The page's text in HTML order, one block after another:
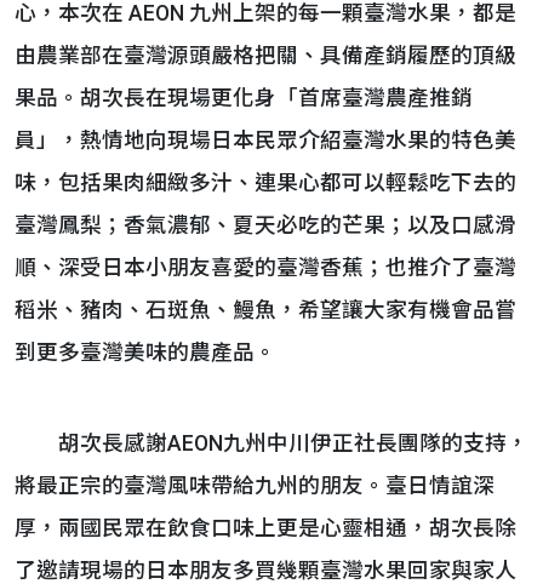
心，本次在 AEON 九州上架的每一顆臺灣水果，都是
由農業部在臺灣源頭嚴格把關、具備產銷履歷的頂級
果品。胡次長在現場更化身「首席臺灣農產推銷
員」，熱情地向現場日本民眾介紹臺灣水果的特色美
味，包括果肉細緻多汁、連果心都可以輕鬆吃下去的
臺灣鳳梨；香氣濃郁、夏天必吃的芒果；以及口感滑
順、深受日本小朋友喜愛的臺灣香蕉；也推介了臺灣
稻米、豬肉、石斑魚、鰻魚，希望讓大家有機會品嘗
到更多臺灣美味的農產品。
胡次長感謝AEON九州中川伊正社長團隊的支持，
將最正宗的臺灣風味帶給九州的朋友。臺日情誼深
厚，兩國民眾在飲食口味上更是心靈相通，胡次長除
了邀請現場的日本朋友多買幾顆臺灣水果回家與家人